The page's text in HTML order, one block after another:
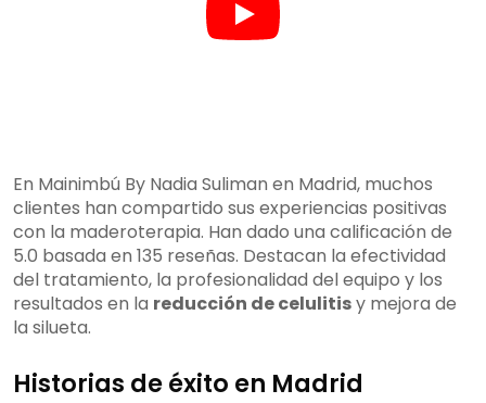
En Mainimbú By Nadia Suliman en Madrid, muchos
clientes han compartido sus experiencias positivas
con la maderoterapia. Han dado una calificación de
5.0 basada en 135 reseñas. Destacan la efectividad
del tratamiento, la profesionalidad del equipo y los
resultados en la reducción de celulitisy mejora de
la silueta.
Historias de éxito en Madrid